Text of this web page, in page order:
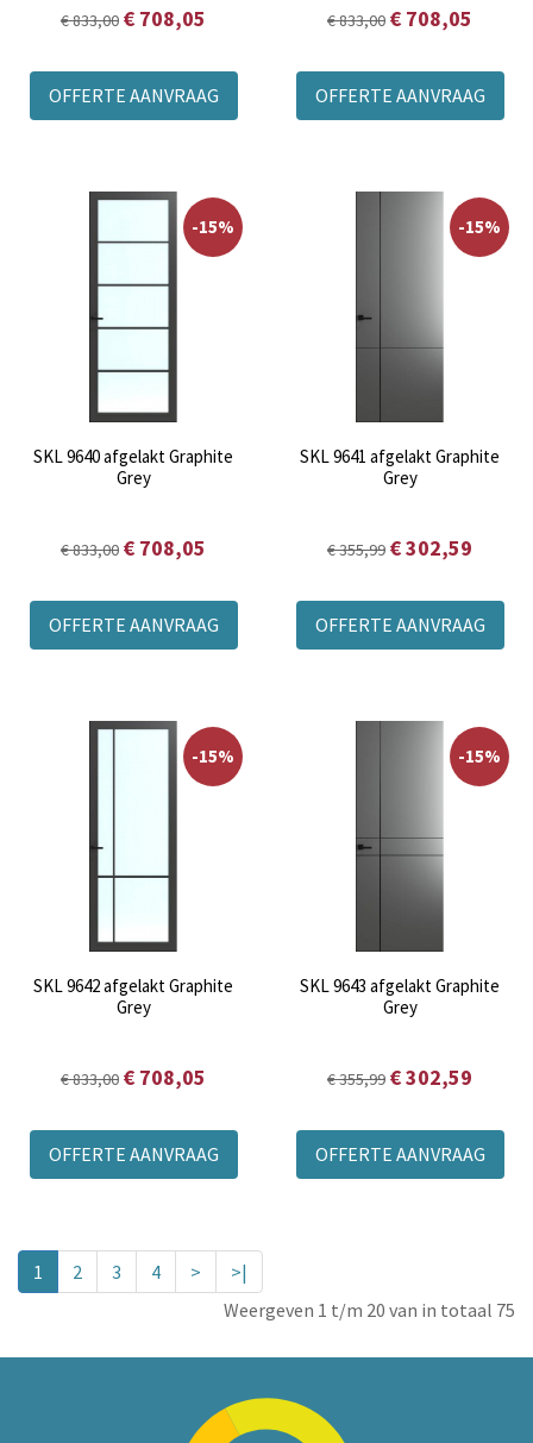
€ 833,00 € 708,05
OFFERTE AANVRAAG
€ 833,00 € 708,05
OFFERTE AANVRAAG
-15%
SKL 9640 afgelakt Graphite
Grey
€ 833,00 € 708,05
OFFERTE AANVRAAG
-15%
SKL 9641 afgelakt Graphite
Grey
€ 355,99 € 302,59
OFFERTE AANVRAAG
-15%
SKL 9642 afgelakt Graphite
Grey
€ 833,00 € 708,05
OFFERTE AANVRAAG
-15%
SKL 9643 afgelakt Graphite
Grey
€ 355,99 € 302,59
OFFERTE AANVRAAG
1 2 3 4 >
>|
Weergeven 1 t/m 20 van in totaal 75